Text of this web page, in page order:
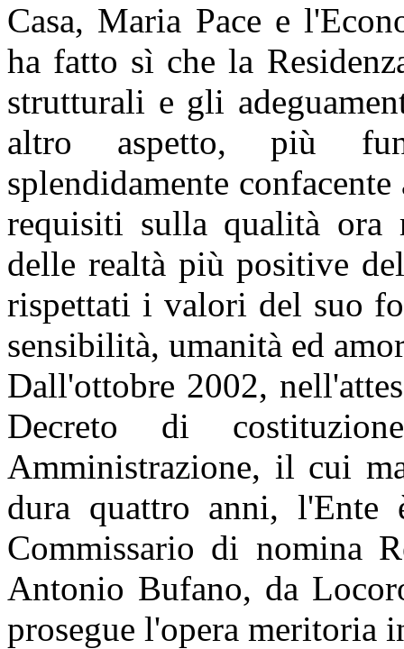
Casa, Maria Pace e
ha fatto sì che la
strutturali e gli
altro aspetto, più
splendidamente
requisiti sulla qualità ora
delle realtà più positive
rispettati i valori del suo
sensibilità, umanità ed
Dall'ottobre 2002,
Decreto di
Amministrazione, il cui
dura quattro anni, l'Ente
Commissario di nomina
Antonio Bufano, da
prosegue l'opera meritoria